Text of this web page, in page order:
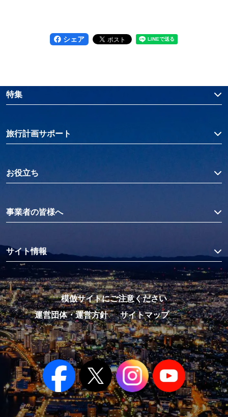
シェア
特集
旅行計画サポート
お役立ち
事業者の皆様へ
サイト情報
模倣サイトにご注意ください
運営団体・運営方針
サイトマップ